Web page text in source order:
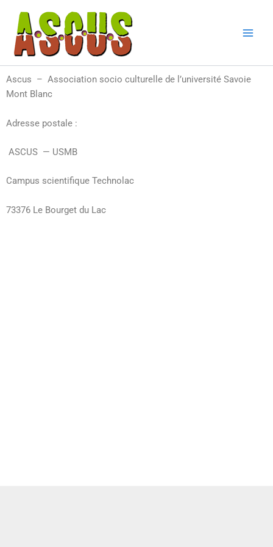
contenu
Ascus – Association socio culturelle de l’université Savoie
Mont Blanc
Adresse postale :
ASCUS — USMB
Campus scientifique Technolac
73376 Le Bourget du Lac